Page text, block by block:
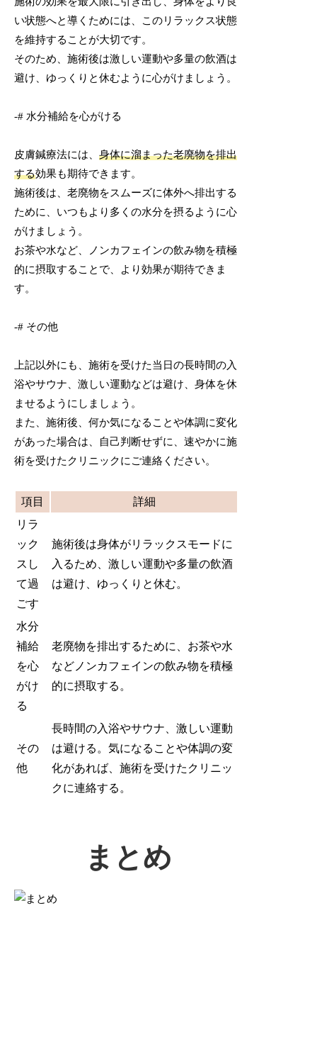
い状態へと導くためには、このリラックス状態
を維持することが大切です。
そのため、施術後は激しい運動や多量の飲酒は
避け、ゆっくりと休むように心がけましょう。
-# 水分補給を心がける
皮膚鍼療法には、身体に溜まった老廃物を排出
する効果も期待できます。
施術後は、老廃物をスムーズに体外へ排出する
ために、いつもより多くの水分を摂るように心
がけましょう。
お茶や水など、ノンカフェインの飲み物を積極
的に摂取することで、より効果が期待できま
す。
-# その他
上記以外にも、施術を受けた当日の長時間の入
浴やサウナ、激しい運動などは避け、身体を休
ませるようにしましょう。
また、施術後、何か気になることや体調に変化
があった場合は、自己判断せずに、速やかに施
術を受けたクリニックにご連絡ください。
項目
詳細
リラ
ック
スし
て過
ごす
施術後は身体がリラックスモードに
入るため、激しい運動や多量の飲酒
は避け、ゆっくりと休む。
水分
補給
を心
がけ
る
老廃物を排出するために、お茶や水
などノンカフェインの飲み物を積極
的に摂取する。
その
他
長時間の入浴やサウナ、激しい運動
は避ける。気になることや体調の変
化があれば、施術を受けたクリニッ
クに連絡する。
まとめ